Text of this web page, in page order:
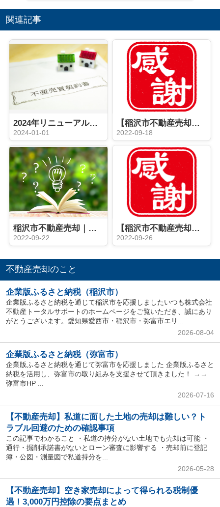
関連記事
2024年リニューアル｜親族間売買の注意点！！
2024-01-01
【稲沢市不動産売却】稲沢市平和町西光坊土地 ご成約ありがとうございました！！
2022-09-18
稲沢市不動産売却｜遺産分割とは？
2022-09-22
【稲沢市不動産売却】稲沢市祖父江町三丸渕 土地 ご契約誠にありがとうございます！！
2022-09-26
不動産売却のこと
企業版ふるさと納税（稲沢市）
企業版ふるさと納税を通じて稲沢市を応援しましたいつも株式会社
不動産トータルサポートのホームページをご覧いただき、誠にあり
がとうございます。愛知県愛西市・稲沢市・弥富市エリ...
2026-08-04
企業版ふるさと納税（弥富市）
企業版ふるさと納税を通じて弥富市を応援しました 企業版ふるさと
納税を活用し、弥富市の取り組みを支援させて頂きました！ →→
弥富市HP ...
2026-07-16
【不動産売却】私道に面した土地の売却は難しい？ト
ラブル回避のための確認事項
この記事でわかること ・私道の持分がない土地でも売却は可能 ・
通行・掘削承諾書がないとローン審査に影響する ・売却前に登記
簿・公図・測量図で私道持分を...
2026-05-28
【不動産売却】空き家売却によって得られる税制優
遇！3,000万円控除の要点まとめ